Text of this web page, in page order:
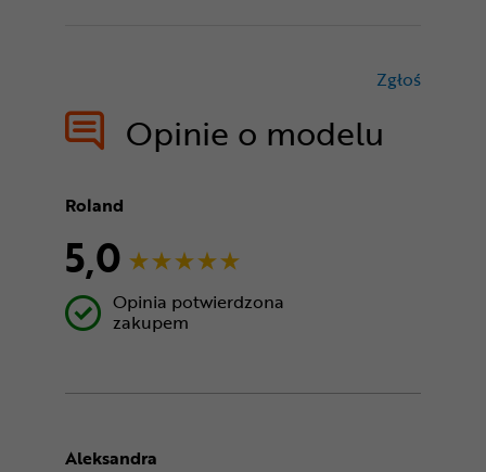
Opinie o modelu
Zgłoś
Roland
5,0
Opinia potwierdzona
zakupem
Aleksandra